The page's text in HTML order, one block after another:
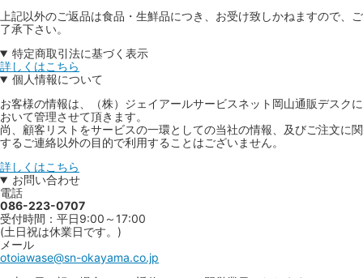
上記以外のご返品は食品・生鮮品につき、お受け致しかねますので、ご
了承下さい。
特定商取引法に基づく表示
詳しくはこちら
個人情報について
お客様の情報は、（株）ジェイアールサービスネット岡山通販デスクに
おいて管理させて頂きます。
尚、顧客リストをサービスの一環としての当社の情報、及びご注文に関
するご連絡以外の目的で利用することはございません。
詳しくはこちら
お問い合わせ
電話
086-223-0707
受付時間：平日9:00～17:00
(土日祝は休業日です。)
メール
otoiawase@sn-okayama.co.jp